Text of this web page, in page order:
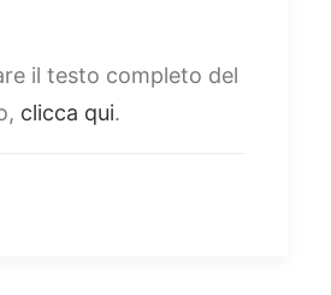
il testo completo del
clicca qui.